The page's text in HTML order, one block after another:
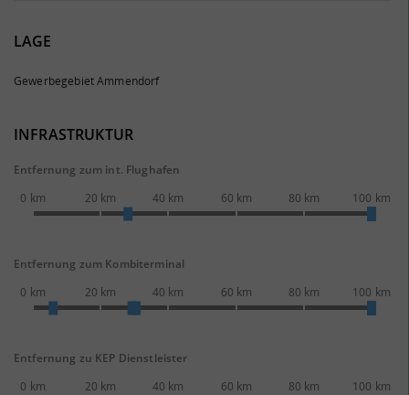
LAGE
Gewerbegebiet Ammendorf
INFRASTRUKTUR
Entfernung zum int. Flughafen
0 km
20 km 40 km 60 km 80 km 100 km
Entfernung zum Kombiterminal
0 km
20 km 40 km 60 km 80 km 100 km
Entfernung zu KEP Dienstleister
0 km
20 km 40 km 60 km 80 km 100 km